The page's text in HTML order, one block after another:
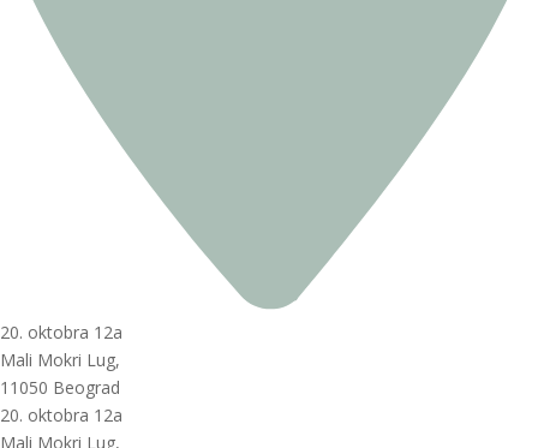
20. oktobra 12a
Mali Mokri Lug,
11050 Beograd
20. oktobra 12a
Mali Mokri Lug,